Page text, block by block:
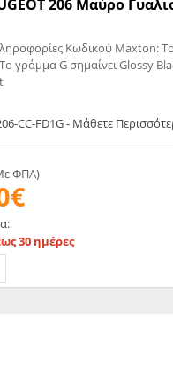
206 Μαύρο
Κωδικού Maxton:
γράμμα G σημαίνει Glossy
CC-FD1G - Μάθετε
ΦΠΑ)
30 ημέρες